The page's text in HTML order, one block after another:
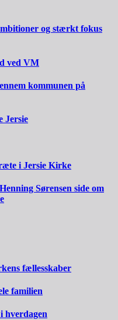
og stærkt fokus
ved VM
kommunen på
Jersie
i Jersie Kirke
Sørensen side om
fællesskaber
familien
hverdagen